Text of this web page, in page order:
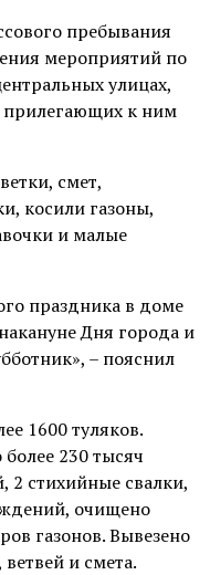
пребывания
мероприятий по
улицах,
прилегающих к ним
смет,
косили газоны,
и малые
праздника в доме
Дня города и
– пояснил
1600 туляков.
230 тысяч
2 стихийные свалки,
очищено
газонов. Вывезено
и смета.